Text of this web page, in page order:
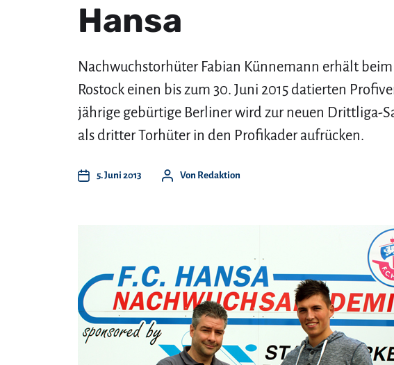
Hansa
Nachwuchstorhüter Fabian Künnemann erhält beim
Rostock einen bis zum 30. Juni 2015 datierten
jährige gebürtige Berliner wird zur neuen Drittliga-
als dritter Torhüter in den Profikader aufrücken.
5. Juni 2013 Von Redaktion